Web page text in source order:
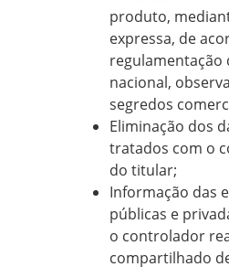
produto,
expressa, de
regulamentação
nacional,
segredos
Eliminação dos
tratados com o
do titular;
Informação das
públicas e
o controlador
compartilhado